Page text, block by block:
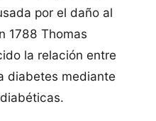
por el daño al
1788 Thomas
la relación entre
diabetes mediante